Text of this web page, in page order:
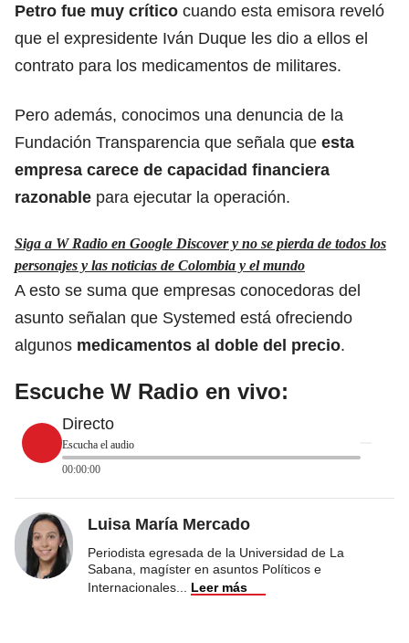
Petro fue muy crítico cuando esta emisora reveló
que el expresidente Iván Duque les dio a ellos el
contrato para los medicamentos de militares.
Pero además, conocimos una denuncia de la
Fundación Transparencia que señala que esta
empresa carece de capacidad financiera
razonable para ejecutar la operación.
Siga a W Radio en Google Discover y no se pierda de todos los
personajes y las noticias de Colombia y el mundo
A esto se suma que empresas conocedoras del
asunto señalan que Systemed está ofreciendo
algunos medicamentos al doble del precio.
Escuche W Radio en vivo:
Directo
Escucha el audio
00:00:00
Luisa María Mercado
Periodista egresada de la Universidad de La
Sabana, magíster en asuntos Políticos e
Internacionales
Leer más